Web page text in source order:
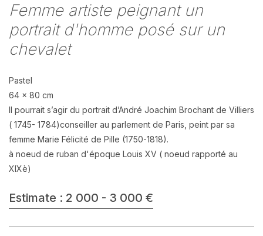
Femme artiste peignant un
portrait d'homme posé sur un
chevalet
Pastel
64 x 80 cm
Il pourrait s’agir du portrait d’André Joachim Brochant de Villiers
( 1745- 1784)conseiller au parlement de Paris, peint par sa
femme Marie Félicité de Pille (1750-1818).
à noeud de ruban d'époque Louis XV ( noeud rapporté au
XIXè)
Estimate : 2 000 - 3 000 €